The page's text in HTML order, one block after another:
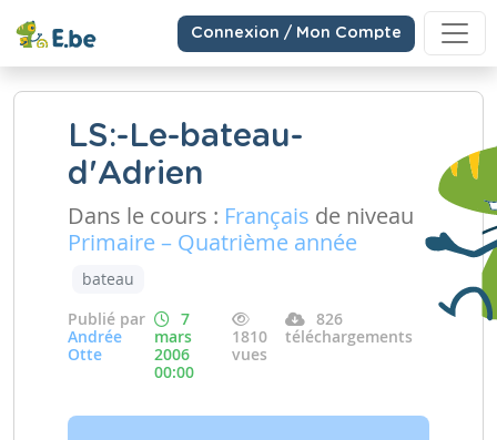
Connexion / Mon Compte
LS:-Le-bateau-
d'Adrien
Dans le cours : Français de niveau
Primaire – Quatrième année
bateau
Publié par
Andrée
Otte
7
mars
2006
00:00
1810
vues
826
téléchargements